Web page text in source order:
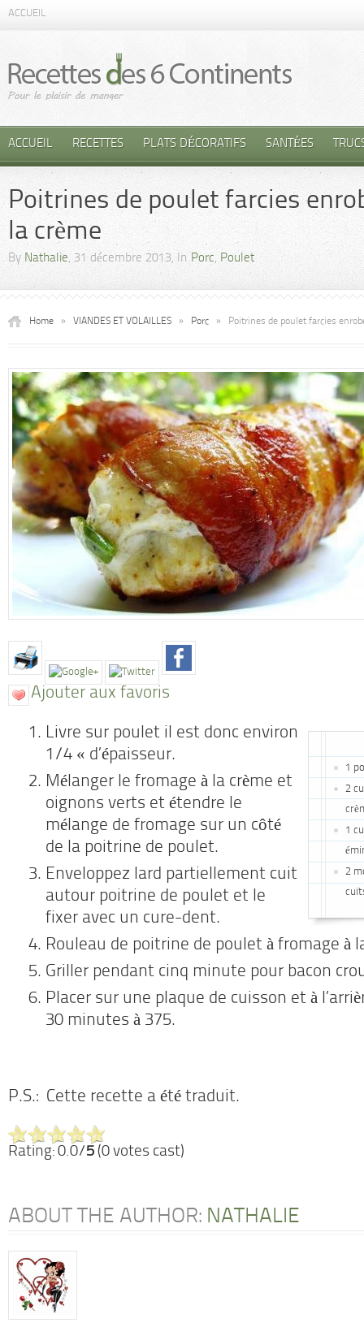
ACCUEIL
ACCUEIL RECETTES PLATS DÉCORATIFS SANTÉES
Poitrines de poulet farcies
la crème
By Nathalie, 31 décembre 2013, InPorc, Poulet
Home » VIANDES ET VOLAILLES » Porc » Poitrines de poulet farcies
Ajouter aux favoris
1
2
1
2
Livre sur poulet il est donc environ
1/4 « d’épaisseur.
Mélanger le fromage à la crème et
oignons verts et étendre le
mélange de fromage sur un côté
de la poitrine de poulet.
Enveloppez lard partiellement cuit
autour poitrine de poulet et le
fixer avec un cure-dent.
Rouleau de poitrine de poulet à fromage à
Griller pendant cinq minute pour bacon
Placer sur une plaque de cuisson et à
30 minutes à 375.
P.S.: Cette recette a été traduit.
Rating: 0.0/5 (0 votes cast)
ABOUT THE AUTHOR: NATHALIE